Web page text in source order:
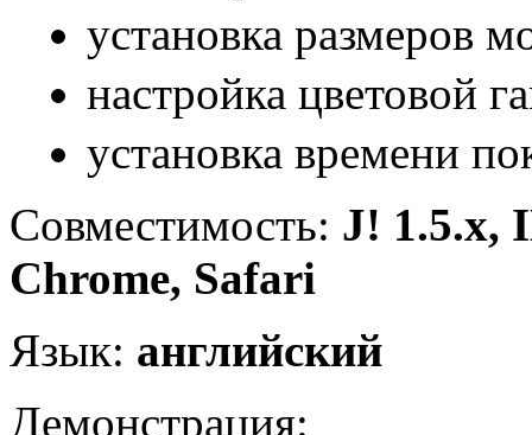
установка размеров
настройка цветовой
установка времени
Совместимость: J! 1.5.x,
Chrome, Safari
Язык: английский
Демонстрация: